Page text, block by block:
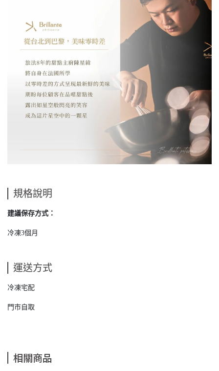
規格說明
建議保存方式：
冷凍3個月
運送方式
冷凍宅配
門市自取
相關商品